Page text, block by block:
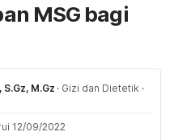
MSG bagi
S.Gz, M.Gz · Gizi dan Dietetik ·
12/09/2022